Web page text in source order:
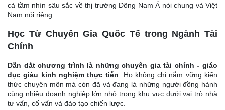
cả tầm nhìn sâu sắc về thị trường Đông Nam Á nói chung và Việt
Nam nói riêng.
Học Từ Chuyên Gia Quốc Tế trong Ngành Tài
Chính
Dẫn dắt chương trình là những chuyên gia tài chính- giáo
dục giàu kinh nghiệm thực tiễn . Họ không chỉ nắm vững kiến
thức chuyên môn mà còn đã và đang là những người đồng hành
cùng nhiều doanh nghiệp lớn nhỏ trong khu vực dưới vai trò nhà
tư vấn, cố vấn và đào tạo chiến lược.